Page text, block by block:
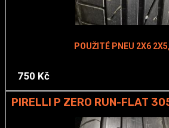
POUŽITÉ PNEU 2X6
750 Kč
PIRELLI P ZERO RUN-FLAT